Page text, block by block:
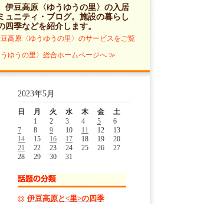
豆高原〈ゆうゆうの里〉の入居
ュニティ・ブログ。施設の暮らし
季などを紹介します。
高原〈ゆうゆうの里〉のサービスをご覧
ゆうの里〉総合ホームページへ ≫
2023年5月
日 月 火 水 木 金
土
1
2 3 4 5
6
7
8 9 10 11 12
13
14
15 16 17 18 19
20
21
22 23 24 25 26
27
28
29 30 31
伊豆高原と<里>の四季